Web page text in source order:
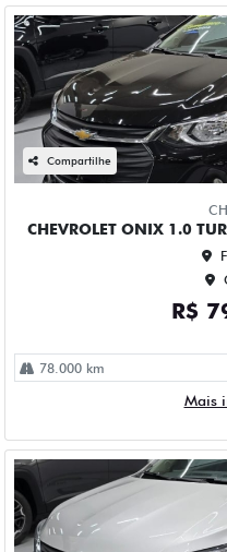
R$
78.000 km
Mais
CHEVROLET ONIX 1.0
R$